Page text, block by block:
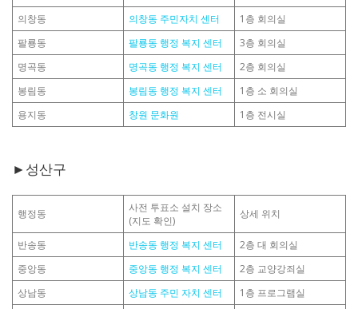
의창동
의창동 주민자치 센터
1층 회의실
팔룡동
팔룡동 행정 복지 센터
3층 회의실
명곡동
명곡동 행정 복지 센터
2층 회의실
봉림동
봉림동 행정 복지 센터
1층 소 회의실
용지동
창원 문화원 1층 전시실
►성산구
행정동
사전 투표소 설치 장소
(지도 확인)
상세 위치
반송동 반송동 행정 복지 센터
2층 대 회의실
중앙동
중앙동 행정 복지 센터
2층 교양강죄실
상남동
상남동 주민 자치 센터
1층 프로그램실